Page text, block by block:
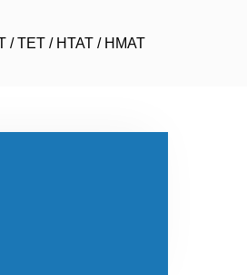
/ TET / HTAT / HMAT
શોધો